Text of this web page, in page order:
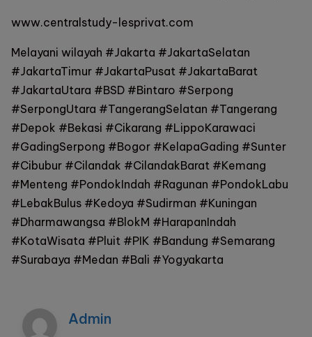
www.centralstudy-lesprivat.com
Melayani wilayah #Jakarta #JakartaSelatan
#JakartaTimur #JakartaPusat #JakartaBarat
#JakartaUtara #BSD #Bintaro #Serpong
#SerpongUtara #TangerangSelatan #Tangerang
#Depok #Bekasi #Cikarang #LippoKarawaci
#GadingSerpong #Bogor #KelapaGading #Sunter
#Cibubur #Cilandak #CilandakBarat #Kemang
#Menteng #PondokIndah #Ragunan #PondokLabu
#LebakBulus #Kedoya #Sudirman #Kuningan
#Dharmawangsa #BlokM #HarapanIndah
#KotaWisata #Pluit #PIK #Bandung #Semarang
#Surabaya #Medan #Bali #Yogyakarta
Admin